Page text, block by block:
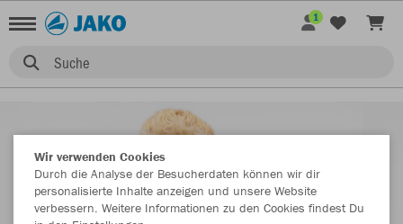
Suche
1
Wir verwenden Cookies
Durch die Analyse der Besucherdaten können wir dir
personalisierte Inhalte anzeigen und unsere Website
verbessern. Weitere Informationen zu den Cookies findest Du